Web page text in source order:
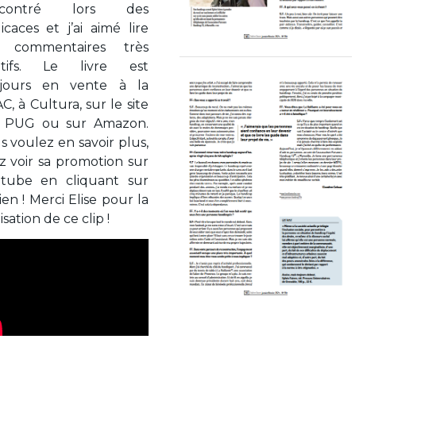
lors des
et j’ai aimé lire
commentaires très
Le livre est
en vente à la
à Cultura, sur le site
PUG ou sur Amazon.
voulez en savoir plus,
voir sa promotion sur
en cliquant sur
! Merci Elise pour la
de ce clip !